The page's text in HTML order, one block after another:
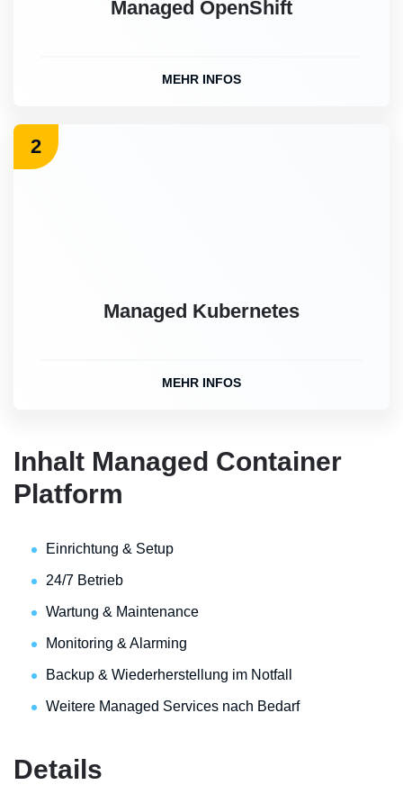
Managed OpenShift
MEHR INFOS
2
Managed Kubernetes
MEHR INFOS
Inhalt Managed Container
Platform
Einrichtung & Setup
24/7 Betrieb
Wartung & Maintenance
Monitoring & Alarming
Backup & Wiederherstellung im Notfall
Weitere Managed Services nach Bedarf
Details